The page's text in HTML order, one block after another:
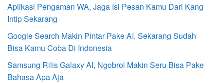
Aplikasi Pengaman WA, Jaga Isi Pesan Kamu Dari Kang
Intip Sekarang
Google Search Makin Pintar Pake AI, Sekarang Sudah
Bisa Kamu Coba Di Indonesia
Samsung Rilis Galaxy AI, Ngobrol Makin Seru Bisa Pake
Bahasa Apa Aja